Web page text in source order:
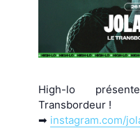
High-lo
Transbordeur !
➡︎ instagram.com/